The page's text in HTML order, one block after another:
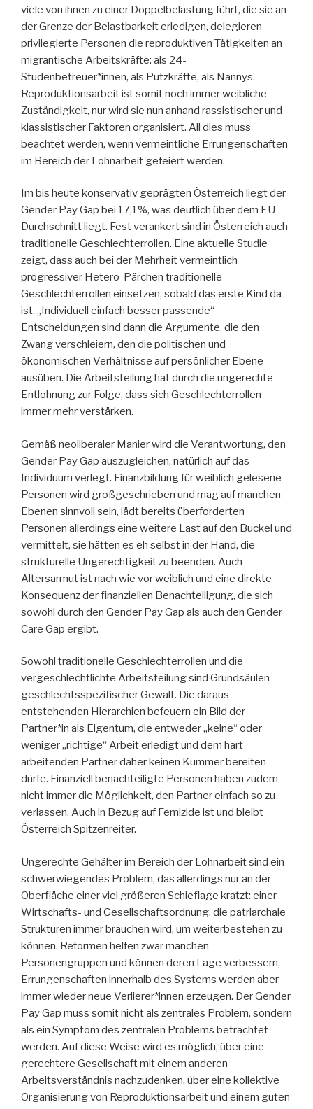
viele von ihnen zu einer Doppelbelastung führt, die sie an
der Grenze der Belastbarkeit erledigen, delegieren
privilegierte Personen die reproduktiven Tätigkeiten an
migrantische Arbeitskräfte: als 24-
Studenbetreuer*innen, als Putzkräfte, als Nannys.
Reproduktionsarbeit ist somit noch immer weibliche
Zuständigkeit, nur wird sie nun anhand rassistischer und
klassistischer Faktoren organisiert. All dies muss
beachtet werden, wenn vermeintliche Errungenschaften
im Bereich der Lohnarbeit gefeiert werden.
Im bis heute konservativ geprägten Österreich liegt der
Gender Pay Gap bei 17,1%, was deutlich über dem EU-
Durchschnitt liegt. Fest verankert sind in Österreich auch
traditionelle Geschlechterrollen. Eine aktuelle Studie
zeigt, dass auch bei der Mehrheit vermeintlich
progressiver Hetero-Pärchen traditionelle
Geschlechterrollen einsetzen, sobald das erste Kind da
ist. „Individuell einfach besser passende“
Entscheidungen sind dann die Argumente, die den
Zwang verschleiern, den die politischen und
ökonomischen Verhältnisse auf persönlicher Ebene
ausüben. Die Arbeitsteilung hat durch die ungerechte
Entlohnung zur Folge, dass sich Geschlechterrollen
immer mehr verstärken.
Gemäß neoliberaler Manier wird die Verantwortung, den
Gender Pay Gap auszugleichen, natürlich auf das
Individuum verlegt. Finanzbildung für weiblich gelesene
Personen wird großgeschrieben und mag auf manchen
Ebenen sinnvoll sein, lädt bereits überforderten
Personen allerdings eine weitere Last auf den Buckel und
vermittelt, sie hätten es eh selbst in der Hand, die
strukturelle Ungerechtigkeit zu beenden. Auch
Altersarmut ist nach wie vor weiblich und eine direkte
Konsequenz der finanziellen Benachteiligung, die sich
sowohl durch den Gender Pay Gap als auch den Gender
Care Gap ergibt.
Sowohl traditionelle Geschlechterrollen und die
vergeschlechtlichte Arbeitsteilung sind Grundsäulen
geschlechtsspezifischer Gewalt. Die daraus
entstehenden Hierarchien befeuern ein Bild der
Partner*in als Eigentum, die entweder „keine“ oder
weniger „richtige“ Arbeit erledigt und dem hart
arbeitenden Partner daher keinen Kummer bereiten
dürfe. Finanziell benachteiligte Personen haben zudem
nicht immer die Möglichkeit, den Partner einfach so zu
verlassen. Auch in Bezug auf Femizide ist und bleibt
Österreich Spitzenreiter.
Ungerechte Gehälter im Bereich der Lohnarbeit sind ein
schwerwiegendes Problem, das allerdings nur an der
Oberfläche einer viel größeren Schieflage kratzt: einer
Wirtschafts- und Gesellschaftsordnung, die patriarchale
Strukturen immer brauchen wird, um weiterbestehen zu
können. Reformen helfen zwar manchen
Personengruppen und können deren Lage verbessern,
Errungenschaften innerhalb des Systems werden aber
immer wieder neue Verlierer*innen erzeugen. Der Gender
Pay Gap muss somit nicht als zentrales Problem, sondern
als ein Symptom des zentralen Problems betrachtet
werden. Auf diese Weise wird es möglich, über eine
gerechtere Gesellschaft mit einem anderen
Arbeitsverständnis nachzudenken, über eine kollektive
Organisierung von Reproduktionsarbeit und einem guten